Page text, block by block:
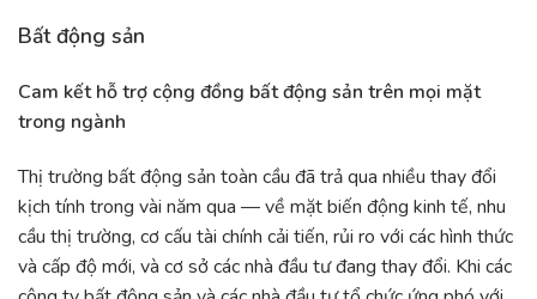
Bất động sản
Cam kết hỗ trợ cộng đồng bất động sản trên mọi mặt
trong ngành
Thị trường bất động sản toàn cầu đã trả qua nhiều thay đổi
kịch tính trong vài năm qua — về mặt biến động kinh tế, nhu
cầu thị trường, cơ cấu tài chính cải tiến, rủi ro với các hình thức
và cấp độ mới, và cơ sở các nhà đầu tư đang thay đổi. Khi các